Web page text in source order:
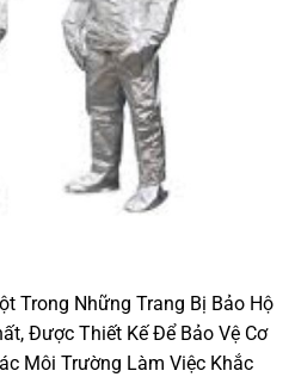
Trong Những Trang Bị Bảo Hộ
Được Thiết Kế Để Bảo Vệ Cơ
Môi Trường Làm Việc Khắc